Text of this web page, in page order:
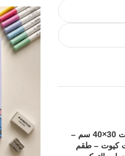
لوحة دايموند آرت 30×40 سم –
كيوت – طقم